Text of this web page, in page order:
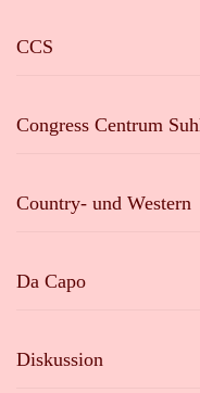
CCS
Congress Centrum
Country- und Western
Da Capo
Diskussion